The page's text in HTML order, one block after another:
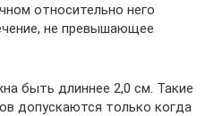
относительно него
не превышающее
быть длиннее 2,0 см. Такие
допускаются только когда